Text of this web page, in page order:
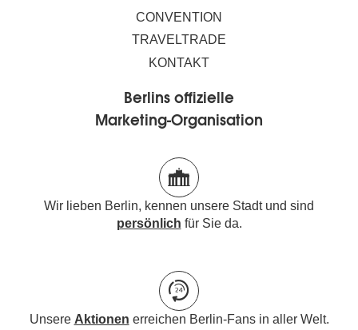
CONVENTION
TRAVELTRADE
KONTAKT
Berlins offizielle
Marketing-Organisation
Wir lieben Berlin, kennen unsere Stadt und sind
persönlich für Sie da.
Unsere Aktionen erreichen Berlin-Fans in aller Welt.